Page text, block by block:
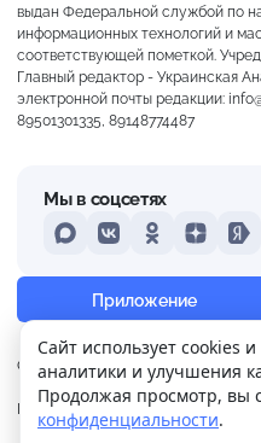
+20°
14 м/с
выдан Федеральной службой по
информационных технологий и
соответствующей пометкой.
Главный редактор - Украинская
электронной почты редакции:
89501301335, 89148774487
О нас Контакты
Реклама
Политика
Мы в соцсетях
MAXVKontakteOdnoklassniki
Dzen
Приложение
Сайт использует cookies
аналитики и улучшения
Продолжая просмотр, вы
конфиденциальности.